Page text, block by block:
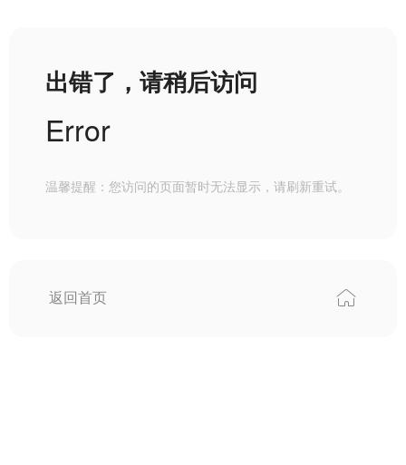
出错了，请稍后访问
Error
温馨提醒：您访问的页面暂时无法显示，请刷新重试。
返回首页